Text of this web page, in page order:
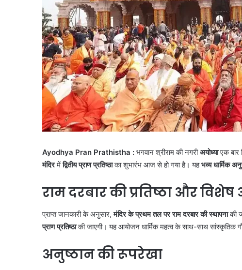
Ayodhya Pran Prathistha : भगवान श्रीराम की नगरीअयोध्याएक बार
मंदिरमेंद्वितीय प्राण प्रतिष्ठाका शुभारंभ आज से हो गया है। यहभव्य धार्मिक
राम दरबार की प्रतिष्ठा और
प्राप्त जानकारी के अनुसार,मंदिर के प्रथम तल पर राम दरबार की स्थापनाकी
प्राण प्रतिष्ठाकी जाएगी। यह आयोजन धार्मिक महत्व के साथ-साथ सांस्कृतिक
अनुष्ठान की रूपरेखा